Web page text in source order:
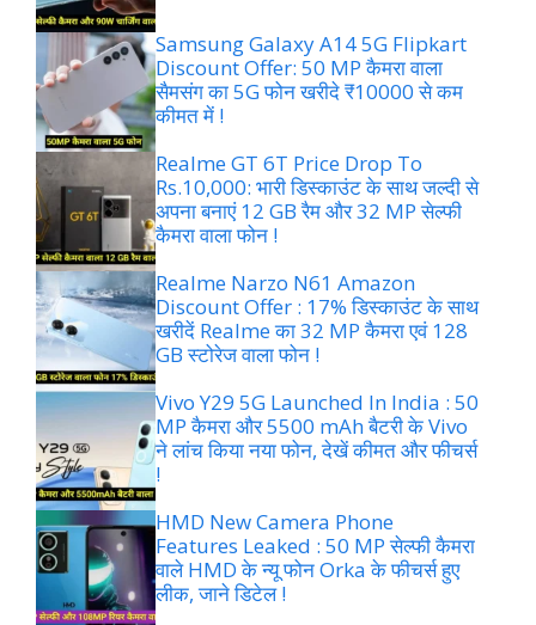
Samsung Galaxy A14 5G Flipkart
Discount Offer: 50 MP कैमरा वाला
सैमसंग का 5G फोन खरीदे ₹10000 से कम
कीमत में !
Realme GT 6T Price Drop To
Rs.10,000: भारी डिस्काउंट के साथ जल्दी से
अपना बनाएं 12 GB रैम और 32 MP सेल्फी
कैमरा वाला फोन !
Realme Narzo N61 Amazon
Discount Offer : 17% डिस्काउंट के साथ
खरीदें Realme का 32 MP कैमरा एवं 128
GB स्टोरेज वाला फोन !
Vivo Y29 5G Launched In India : 50
MP कैमरा और 5500 mAh बैटरी के Vivo
ने लांच किया नया फोन, देखें कीमत और फीचर्स
!
HMD New Camera Phone
Features Leaked : 50 MP सेल्फी कैमरा
वाले HMD के न्यू फोन Orka के फीचर्स हुए
लीक, जाने डिटेल !